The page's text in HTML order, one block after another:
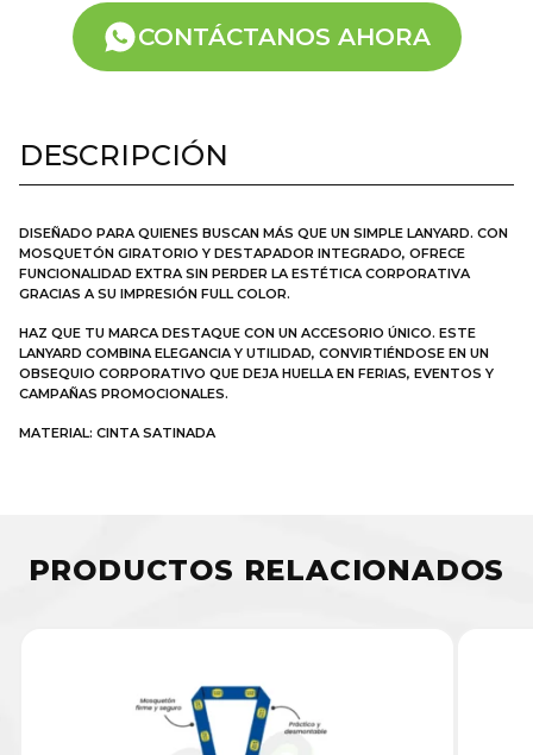
CONTÁCTANOS AHORA
DESCRIPCIÓN
DISEÑADO PARA QUIENES BUSCAN MÁS QUE UN SIMPLE LANYARD. CON
MOSQUETÓN GIRATORIO Y DESTAPADOR INTEGRADO, OFRECE
FUNCIONALIDAD EXTRA SIN PERDER LA ESTÉTICA CORPORATIVA
GRACIAS A SU IMPRESIÓN FULL COLOR.
HAZ QUE TU MARCA DESTAQUE CON UN ACCESORIO ÚNICO. ESTE
LANYARD COMBINA ELEGANCIA Y UTILIDAD, CONVIRTIÉNDOSE EN UN
OBSEQUIO CORPORATIVO QUE DEJA HUELLA EN FERIAS, EVENTOS Y
CAMPAÑAS PROMOCIONALES.
MATERIAL: CINTA SATINADA
PRODUCTOS RELACIONADOS